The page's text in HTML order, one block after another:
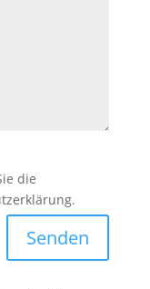
die
Senden